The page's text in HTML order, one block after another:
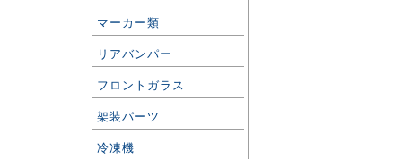
マーカー類
リアバンパー
フロントガラス
架装パーツ
冷凍機